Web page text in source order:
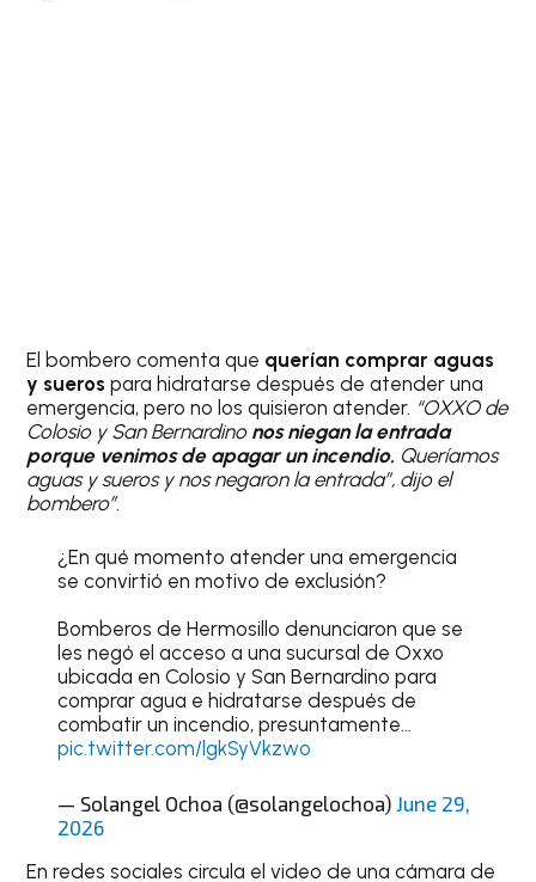
El bombero comenta que querían comprar aguas
y suerospara hidratarse después de atender una
emergencia, pero no los quisieron atender. “OXXO de
Colosio y San Bernardino nos niegan la entrada
porque venimos de apagar un incendio. Queríamos
aguas y sueros y nos negaron la entrada”, dijo el
bombero”.
¿En qué momento atender una emergencia
se convirtió en motivo de exclusión?
Bomberos de Hermosillo denunciaron que se
les negó el acceso a una sucursal de Oxxo
ubicada en Colosio y San Bernardino para
comprar agua e hidratarse después de
combatir un incendio, presuntamente…
pic.twitter.com/lgkSyVkzwo
— Solangel Ochoa (@solangelochoa) June 29,
2026
En redes sociales circula el video de una cámara de